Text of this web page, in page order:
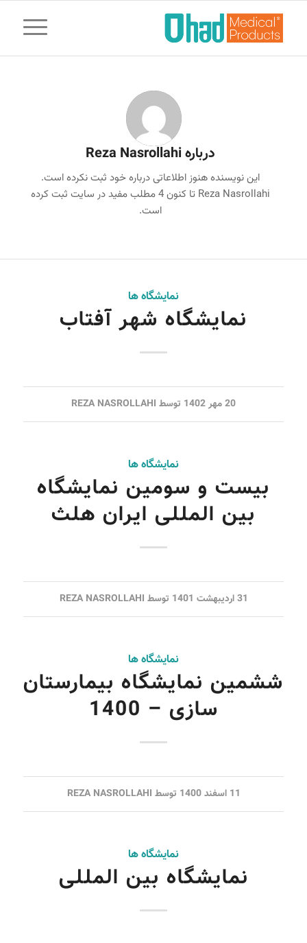
دربارهReza Nasrollahi
این نویسنده هنوز اطلاعاتی درباره خود ثبت نکرده است.
Reza Nasrollahi
تا کنون 4 مطلب مفید در سایت ثبت کرده
است.
نمایشگاه ها
نمایشگاه شهر آفتاب
20 مهر 1402 توسط REZA NASROLLAHI
نمایشگاه ها
بیست و سومین نمایشگاه
بین المللی ایران هلث
31 اردیبهشت 1401 توسط REZA NASROLLAHI
نمایشگاه ها
ششمین نمایشگاه بیمارستان
سازی – 1400
11 اسفند 1400 توسط REZA NASROLLAHI
نمایشگاه ها
نمایشگاه بین المللی